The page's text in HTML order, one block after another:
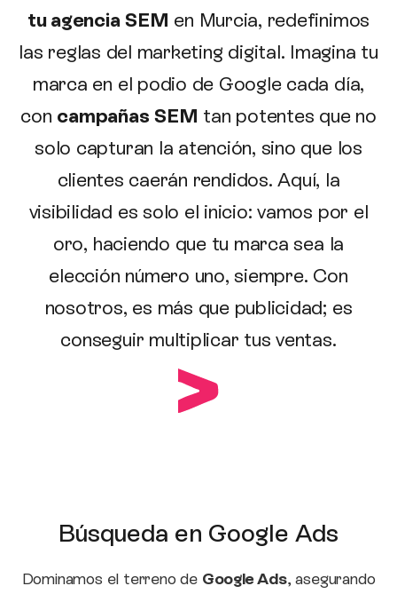
tu agencia SEM en Murcia, redefinimos
las reglas del marketing digital. Imagina tu
marca en el podio de Google cada día,
con campañas SEM tan potentes que no
solo capturan la atención, sino que los
clientes caerán rendidos. Aquí, la
visibilidad es solo el inicio: vamos por el
oro, haciendo que tu marca sea la
elección número uno, siempre. Con
nosotros, es más que publicidad; es
conseguir multiplicar tus ventas.
Búsqueda en Google Ads
Dominamos el terreno de Google Ads, asegurando